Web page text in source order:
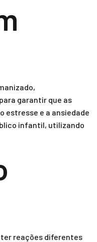
garantir que as
estresse e a ansiedade
infantil, utilizando
ter reações diferentes